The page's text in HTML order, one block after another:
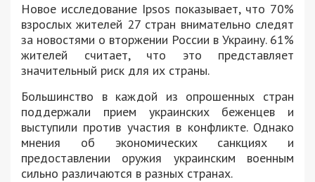
Новое исследование Ipsos показывает, что 70%
взрослых жителей 27 стран внимательно следят
за новостями о вторжении России в Украину. 61%
жителей считает, что это представляет
значительный риск для их страны.
Большинство в каждой из опрошенных стран
поддержали прием украинских беженцев и
выступили против участия в конфликте. Однако
мнения об экономических санкциях и
предоставлении оружия украинским военным
сильно различаются в разных странах.